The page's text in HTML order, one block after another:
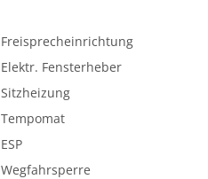
Freisprecheinrichtung
Elektr. Fensterheber
Sitzheizung
Tempomat
ESP
Wegfahrsperre